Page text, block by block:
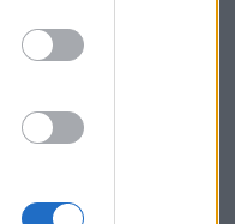
Börje
P Carlsson